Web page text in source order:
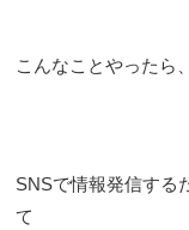
こんなことやったら
SNSで情報発信する
て